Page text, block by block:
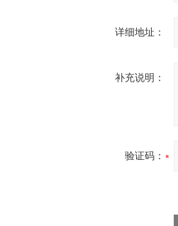
详细地址：
补充说明：
验证码：